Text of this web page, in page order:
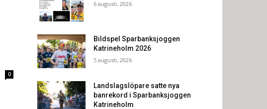
0
6 augusti, 2026
Bildspel Sparbanksjoggen
Katrineholm 2026
5 augusti, 2026
Landslagslöpare satte nya
banrekord i Sparbanksjoggen
Katrineholm